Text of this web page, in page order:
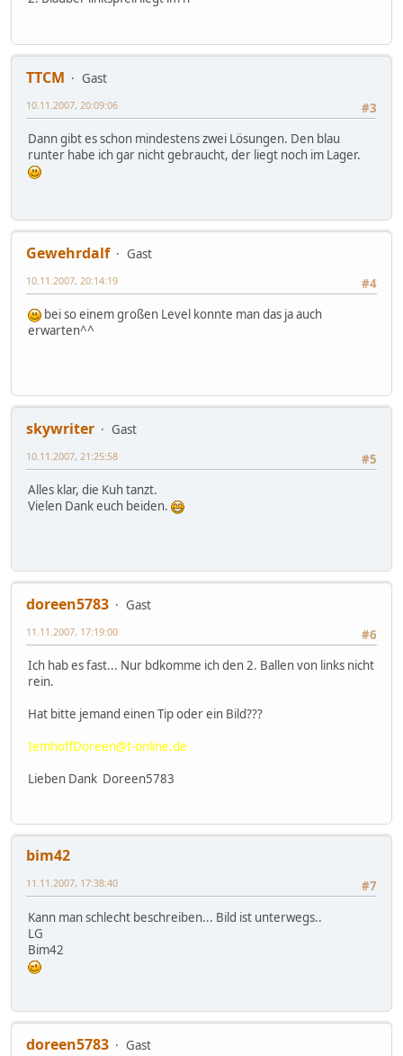
TTCM
Gast
#3
10.11.2007, 20:09:06
Dann gibt es schon mindestens zwei Lösungen. Den blau
runter habe ich gar nicht gebraucht, der liegt noch im Lager.
Gewehrdalf
Gast
#4
10.11.2007, 20:14:19
bei so einem großen Level konnte man das ja auch
erwarten^^
skywriter
Gast
#5
10.11.2007, 21:25:58
Alles klar, die Kuh tanzt.
Vielen Dank euch beiden.
doreen5783
Gast
#6
11.11.2007, 17:19:00
Ich hab es fast... Nur bdkomme ich den 2. Ballen von links nicht
rein.
Hat bitte jemand einen Tip oder ein Bild???
IemhoffDoreen@t-online.de
Lieben Dank Doreen5783
bim42
#7
11.11.2007, 17:38:40
Kann man schlecht beschreiben... Bild ist unterwegs..
LG
Bim42
doreen5783
Gast